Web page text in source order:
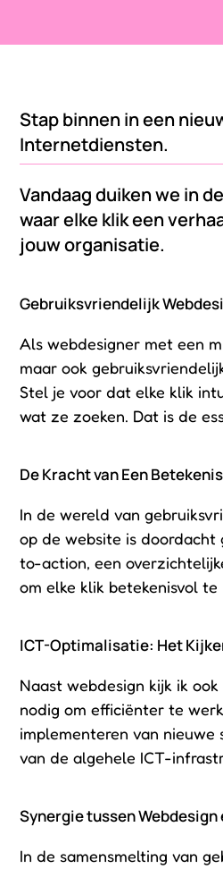
Stap binnen in een
Internetdiensten.
Vandaag duiken we in
waar elke klik een
jouw organisatie.
Gebruiksvriendelijk
Als webdesigner met een
maar ook
Stel je voor dat elke klik
wat ze zoeken. Dat is de
De Kracht van Een
In de wereld van
op de website is
to-action, een
om elke klik betekenisvol te
ICT-Optimalisatie: Het
Naast webdesign kijk ik
nodig om efficiënter te
implementeren van
van de algehele ICT-
Synergie tussen Webdesign
In de samensmelting van